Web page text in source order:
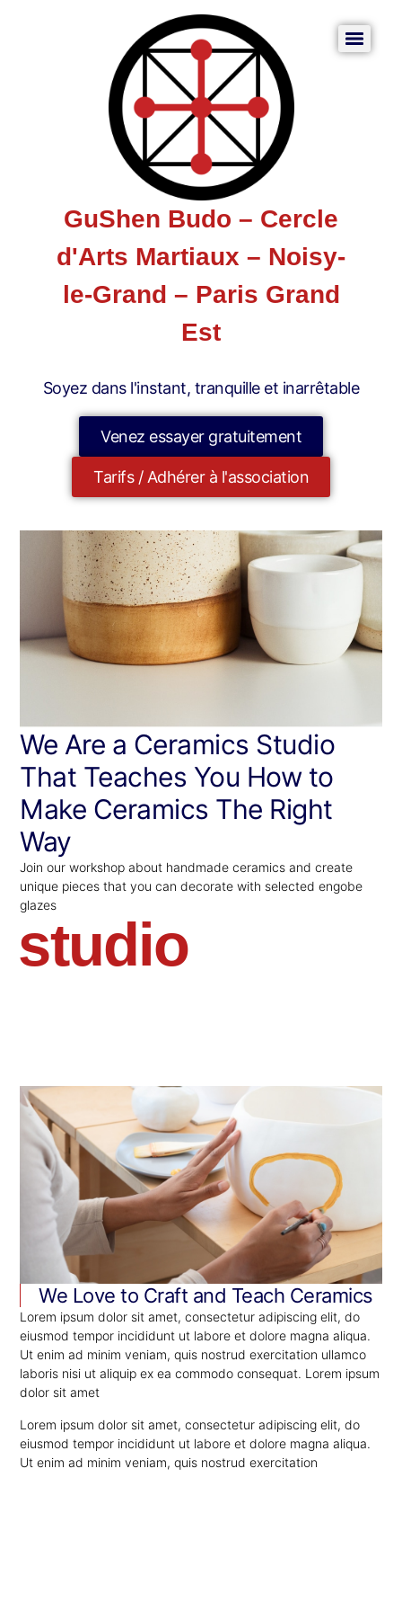
GuShen Budo – Cercle
d'Arts Martiaux – Noisy-
le-Grand – Paris Grand
Est
Soyez dans l'instant, tranquille et inarrêtable
Venez essayer gratuitement
Tarifs / Adhérer à l'association
We Are a Ceramics Studio
That Teaches You How to
Make Ceramics The Right
Way
Join our workshop about handmade ceramics and create
unique pieces that you can decorate with selected engobe
glazes
studio
We Love to Craft and Teach Ceramics
Lorem ipsum dolor sit amet, consectetur adipiscing elit, do
eiusmod tempor incididunt ut labore et dolore magna aliqua.
Ut enim ad minim veniam, quis nostrud exercitation ullamco
laboris nisi ut aliquip ex ea commodo consequat. Lorem ipsum
dolor sit amet
Lorem ipsum dolor sit amet, consectetur adipiscing elit, do
eiusmod tempor incididunt ut labore et dolore magna aliqua.
Ut enim ad minim veniam, quis nostrud exercitation